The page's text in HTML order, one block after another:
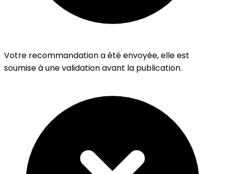
Votre recommandation a été envoyée, elle est
soumise à une validation avant la publication.